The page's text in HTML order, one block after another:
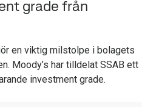
grade från
en viktig milstolpe i bolagets
Moody’s har tilldelat SSAB ett
investment grade.